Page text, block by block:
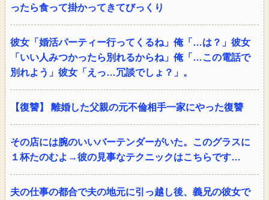
ったら食って掛かってきてびっくり
彼女「婚活パーティー行ってくるね」俺「…は？」彼女
「いい人みつかったら別れるからね」俺「…この電話で
別れよう」彼女「えっ…冗談でしょ？」。
【復讐】 離婚した父親の元不倫相手一家にやった復讐
その店には腕のいいバーテンダーがいた。このグラスに
１杯たのむよ→彼の見事なテクニックはこちらです…
夫の仕事の都合で夫の地元に引っ越し後、義兄の彼女で